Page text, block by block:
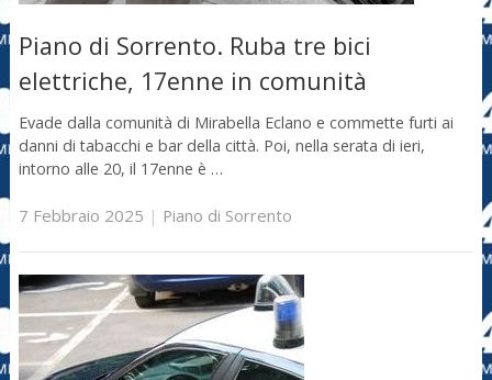
Piano di Sorrento. Ruba tre bici
elettriche, 17enne in comunità
Evade dalla comunità di Mirabella Eclano e commette furti ai
danni di tabacchi e bar della città. Poi, nella serata di ieri,
intorno alle 20, il 17enne è …
7 Febbraio 2025 | Piano di Sorrento